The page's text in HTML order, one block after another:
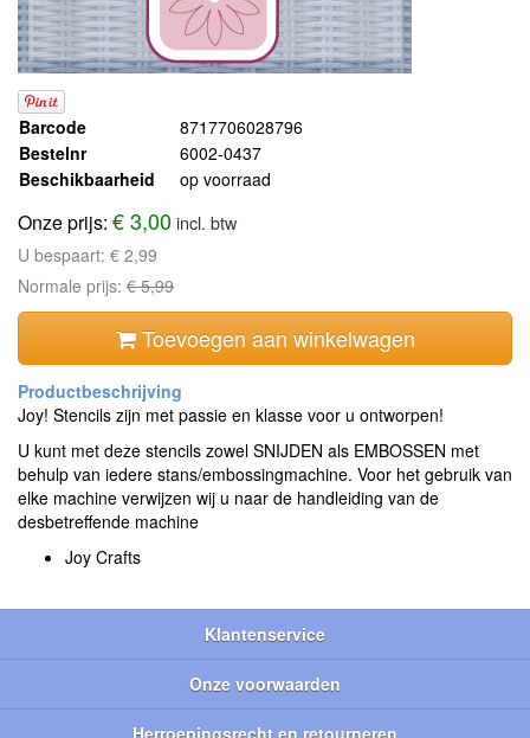
Barcode
8717706028796
Bestelnr
6002-0437
Beschikbaarheid
op voorraad
Onze prijs: € 3,00incl. btw
U bespaart: € 2,99
Normale prijs: € 5,99
Toevoegen aan winkelwagen
Joy! Stencils zijn met passie en klasse voor u ontworpen!
U kunt met deze stencils zowel SNIJDEN als EMBOSSEN met
behulp van iedere stans/embossingmachine. Voor het gebruik van
elke machine verwijzen wij u naar de handleiding van de
desbetreffende machine
Joy Crafts
Klantenservice
Onze voorwaarden